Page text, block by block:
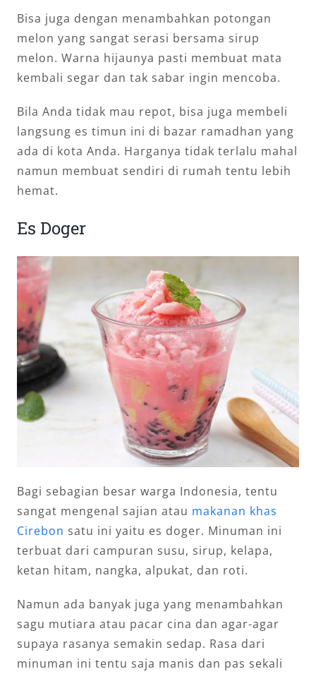
Bisa juga dengan menambahkan potongan
melon yang sangat serasi bersama sirup
melon. Warna hijaunya pasti membuat mata
kembali segar dan tak sabar ingin mencoba.
Bila Anda tidak mau repot, bisa juga membeli
langsung es timun ini di bazar ramadhan yang
ada di kota Anda. Harganya tidak terlalu mahal
namun membuat sendiri di rumah tentu lebih
hemat.
Es Doger
Bagi sebagian besar warga Indonesia, tentu
sangat mengenal sajian atau makanan khas
Cirebon satu ini yaitu es doger. Minuman ini
terbuat dari campuran susu, sirup, kelapa,
ketan hitam, nangka, alpukat, dan roti.
Namun ada banyak juga yang menambahkan
sagu mutiara atau pacar cina dan agar-agar
supaya rasanya semakin sedap. Rasa dari
minuman ini tentu saja manis dan pas sekali